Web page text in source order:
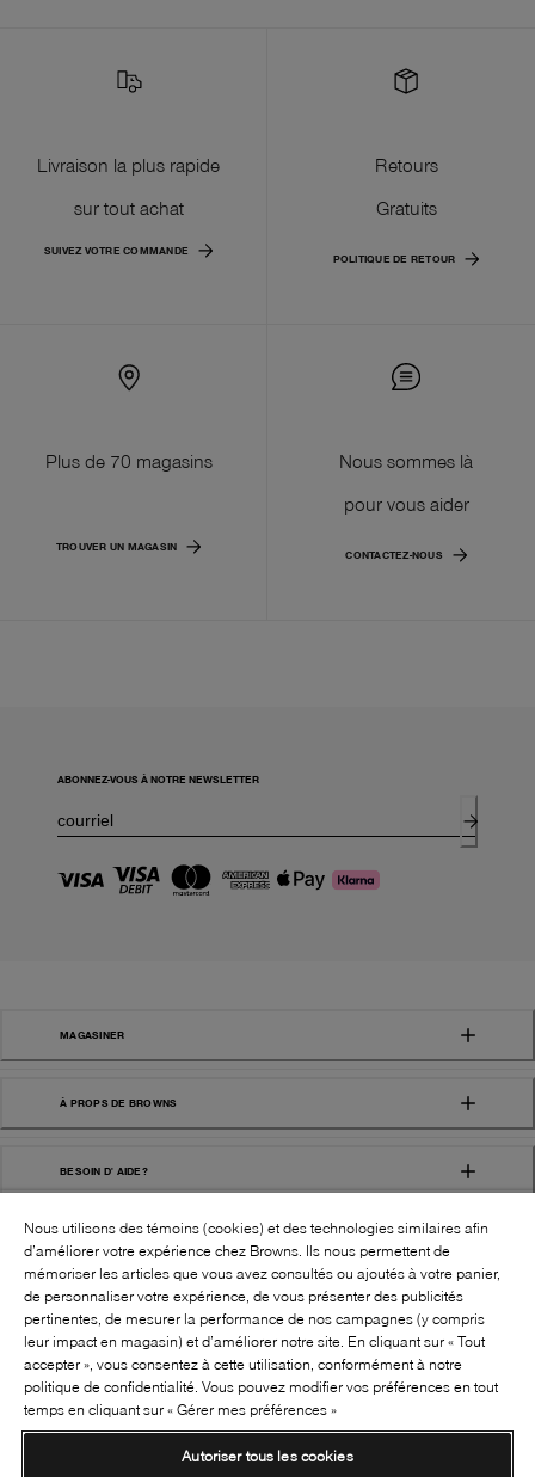
Livraison la plus rapide
sur tout achat
SUIVEZ VOTRE COMMANDE
Retours
Gratuits
POLITIQUE DE RETOUR
Plus de 70 magasins
TROUVER UN MAGASIN
Nous sommes là
pour vous aider
CONTACTEZ-NOUS
ABONNEZ-VOUS À NOTRE NEWSLETTER
MAGASINER
À PROPS DE BROWNS
BESOIN D' AIDE?
BROWNS SHOES INC. TOUS DROITS
RÉSERVÉS
SUIVEZ-NOUS!:
Nous utilisons des témoins (cookies) et des technologies similaires afin
d’améliorer votre expérience chez Browns. Ils nous permettent de
mémoriser les articles que vous avez consultés ou ajoutés à votre panier,
de personnaliser votre expérience, de vous présenter des publicités
pertinentes, de mesurer la performance de nos campagnes (y compris
leur impact en magasin) et d’améliorer notre site. En cliquant sur « Tout
accepter », vous consentez à cette utilisation, conformément à notre
politique de confidentialité. Vous pouvez modifier vos préférences en tout
temps en cliquant sur « Gérer mes préférences »
Autoriser tous les cookies